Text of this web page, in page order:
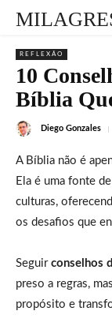
REFLEXÃO
10
Bíblia
Diego Gonzales
A Bíblia não é
Ela é uma fonte
culturas,
os desafios que
Seguir conselhos
preso a regras,
propósito e